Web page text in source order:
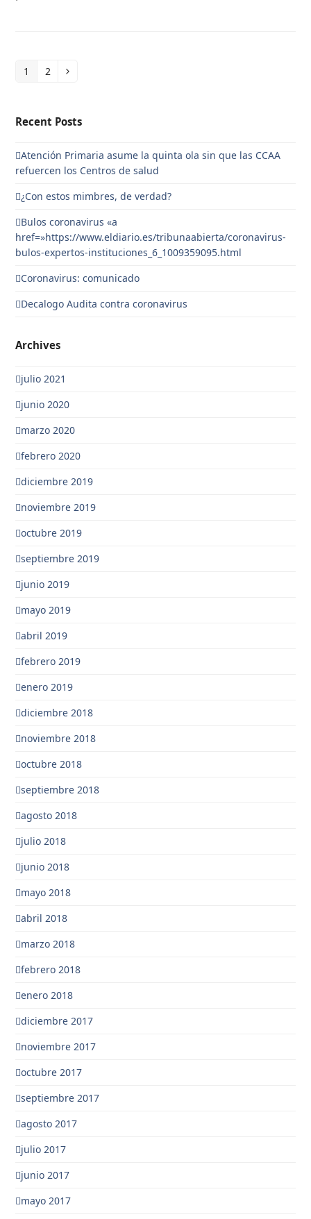
Page
1 Page
2 Siguiente
Recent Posts
Atención Primaria asume la quinta ola sin que las CCAA
refuercen los Centros de salud
¿Con estos mimbres, de verdad?
Bulos coronavirus «a
href=»https://www.eldiario.es/tribunaabierta/coronavirus-
bulos-expertos-instituciones_6_1009359095.html
Coronavirus: comunicado
Decalogo Audita contra coronavirus
Archives
julio 2021
junio 2020
marzo 2020
febrero 2020
diciembre 2019
noviembre 2019
octubre 2019
septiembre 2019
junio 2019
mayo 2019
abril 2019
febrero 2019
enero 2019
diciembre 2018
noviembre 2018
octubre 2018
septiembre 2018
agosto 2018
julio 2018
junio 2018
mayo 2018
abril 2018
marzo 2018
febrero 2018
enero 2018
diciembre 2017
noviembre 2017
octubre 2017
septiembre 2017
agosto 2017
julio 2017
junio 2017
mayo 2017